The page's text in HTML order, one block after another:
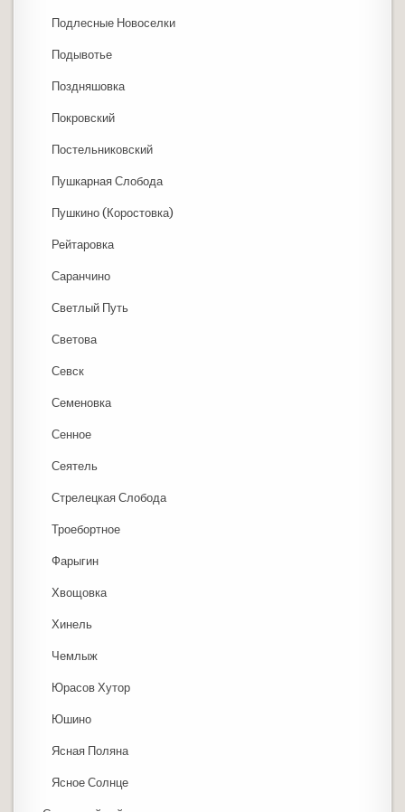
Подлесные Новоселки
Подывотье
Поздняшовка
Покровский
Постельниковский
Пушкарная Слобода
Пушкино (Коростовка)
Рейтаровка
Саранчино
Светлый Путь
Светова
Севск
Семеновка
Сенное
Сеятель
Стрелецкая Слобода
Троебортное
Фарыгин
Хвощовка
Хинель
Чемлыж
Юрасов Хутор
Юшино
Ясная Поляна
Ясное Солнце